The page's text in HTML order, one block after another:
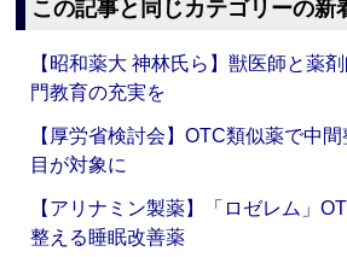
この記事と同じカテゴリーの新
【昭和薬大 神林氏ら】獣医師と薬
門教育の充実を
【厚労省検討会】OTC類似薬で中
目が対象に
【アリナミン製薬】「ロゼレム」
整える睡眠改善薬